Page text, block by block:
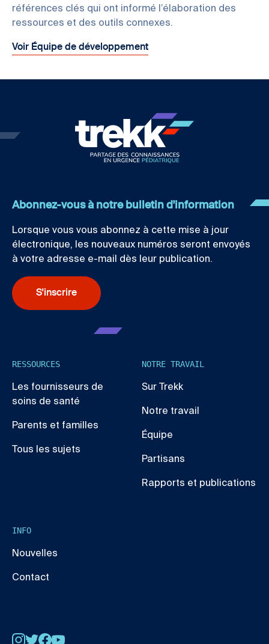
références clés qui ont informé l’élaboration des
ressources et des outils connexes.
Voir Équipe de développement
Abonnez-vous à notre bulletin d'information
Lorsque vous vous abonnez à cette mise à jour
électronique, les nouveaux numéros seront envoyés
à votre adresse e-mail dès leur publication.
S'inscrire
RESSOURCES
Les fournisseurs de
soins de santé
Parents et familles
Tous les sujets
NOTRE TRAVAIL
Sur Trekk
Notre travail
Équipe
Partisans
Rapports et publications
INFO
Nouvelles
Contact